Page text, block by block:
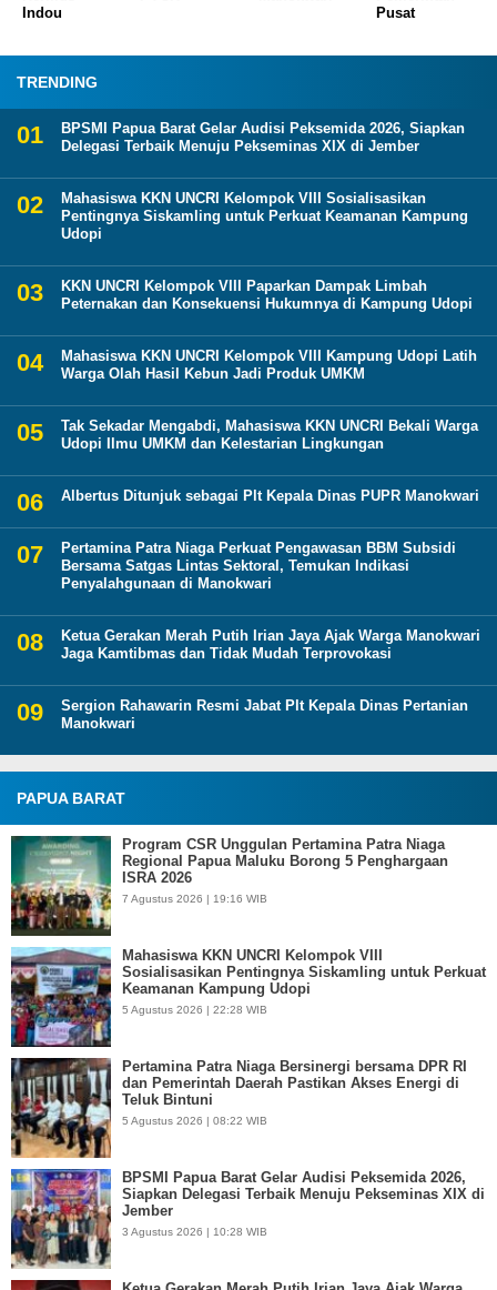
Indou
Pusat
TRENDING
BPSMI Papua Barat Gelar Audisi Peksemida 2026, Siapkan
Delegasi Terbaik Menuju Pekseminas XIX di Jember
Mahasiswa KKN UNCRI Kelompok VIII Sosialisasikan
Pentingnya Siskamling untuk Perkuat Keamanan Kampung
Udopi
KKN UNCRI Kelompok VIII Paparkan Dampak Limbah
Peternakan dan Konsekuensi Hukumnya di Kampung Udopi
Mahasiswa KKN UNCRI Kelompok VIII Kampung Udopi Latih
Warga Olah Hasil Kebun Jadi Produk UMKM
Tak Sekadar Mengabdi, Mahasiswa KKN UNCRI Bekali Warga
Udopi Ilmu UMKM dan Kelestarian Lingkungan
Albertus Ditunjuk sebagai Plt Kepala Dinas PUPR Manokwari
Pertamina Patra Niaga Perkuat Pengawasan BBM Subsidi
Bersama Satgas Lintas Sektoral, Temukan Indikasi
Penyalahgunaan di Manokwari
Ketua Gerakan Merah Putih Irian Jaya Ajak Warga Manokwari
Jaga Kamtibmas dan Tidak Mudah Terprovokasi
Sergion Rahawarin Resmi Jabat Plt Kepala Dinas Pertanian
Manokwari
PAPUA BARAT
Program CSR Unggulan Pertamina Patra Niaga
Regional Papua Maluku Borong 5 Penghargaan
ISRA 2026
7 Agustus 2026 | 19:16 WIB
Mahasiswa KKN UNCRI Kelompok VIII
Sosialisasikan Pentingnya Siskamling untuk Perkuat
Keamanan Kampung Udopi
5 Agustus 2026 | 22:28 WIB
Pertamina Patra Niaga Bersinergi bersama DPR RI
dan Pemerintah Daerah Pastikan Akses Energi di
Teluk Bintuni
5 Agustus 2026 | 08:22 WIB
BPSMI Papua Barat Gelar Audisi Peksemida 2026,
Siapkan Delegasi Terbaik Menuju Pekseminas XIX di
Jember
3 Agustus 2026 | 10:28 WIB